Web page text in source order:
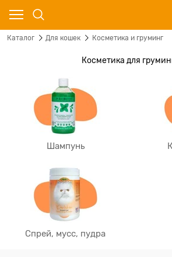
Каталог Для кошек Косметика и груминг
Косметика для
Шампунь
Спрей, мусс, пудра